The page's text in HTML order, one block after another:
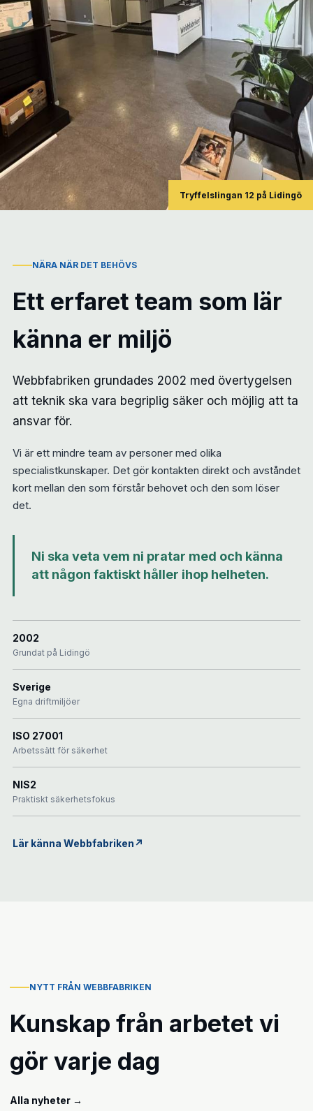
Tryffelslingan 12 på Lidingö
NÄRA NÄR DET BEHÖVS
Ett erfaret team som lär
känna er miljö
Webbfabriken grundades 2002 med övertygelsen
att teknik ska vara begriplig säker och möjlig att ta
ansvar för.
Vi är ett mindre team av personer med olika
specialistkunskaper. Det gör kontakten direkt och avståndet
kort mellan den som förstår behovet och den som löser
det.
Ni ska veta vem ni pratar med och känna
att någon faktiskt håller ihop helheten.
2002
Grundat på Lidingö
Sverige
Egna driftmiljöer
ISO 27001
Arbetssätt för säkerhet
NIS2
Praktiskt säkerhetsfokus
Lär känna Webbfabriken↗
NYTT FRÅN WEBBFABRIKEN
Kunskap från arbetet vi
gör varje dag
Alla nyheter →